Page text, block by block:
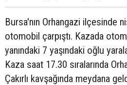
Bursa'nın Orhangazi ilçesinde
otomobil çarpıştı. Kazada
yanındaki 7 yaşındaki oğlu
Kaza saat 17.30 sıralarında
Çakırlı kavşağında meydana